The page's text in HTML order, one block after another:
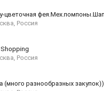
Россия
Shopping
Россия
(много разнообразных закупок))